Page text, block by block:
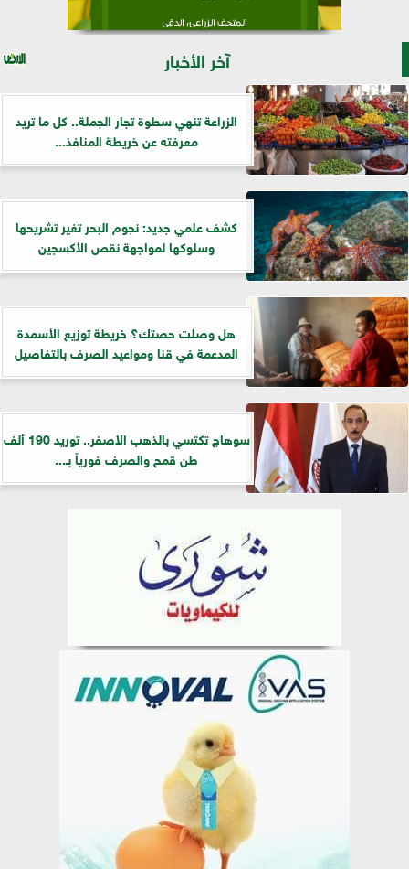
آخر الأخبار
الزراعة تنهي سطوة تجار الجملة.. كل ما تريد
معرفته عن خريطة المنافذ...
كشف علمي جديد: نجوم البحر تغير تشريحها
وسلوكها لمواجهة نقص الأكسجين
هل وصلت حصتك؟ خريطة توزيع الأسمدة
المدعمة في قنا ومواعيد الصرف بالتفاصيل
سوهاج تكتسي بالذهب الأصفر.. توريد 190 ألف
طن قمح والصرف فورياً بـ...